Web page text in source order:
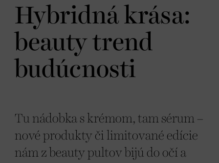
Hybridná krása:
beauty trend
budúcnosti
Tu nádobka s krémom, tam sérum –
nové produkty či limitované edície
nám z beauty pultov bijú do očí a